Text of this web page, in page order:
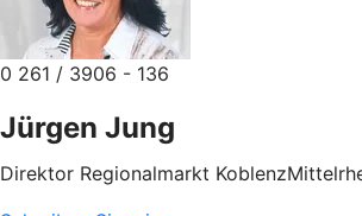
0 261 / 3906 - 136
Jürgen Jung
Direktor Regionalmarkt